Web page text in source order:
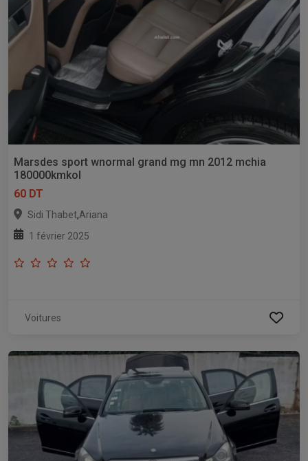
Marsdes sport wnormal grand mg mn 2012 mchia
180000kmkol
60 DT
Sidi Thabet,Ariana
1 février 2025
Voitures